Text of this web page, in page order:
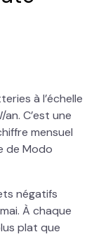
à l’échelle
C’est une
mensuel
de Modo
négatifs
À chaque
plat que